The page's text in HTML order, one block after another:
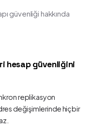
güvenliği hakkında
hesap güvenliğini
replikasyon
değişimlerinde hiçbir